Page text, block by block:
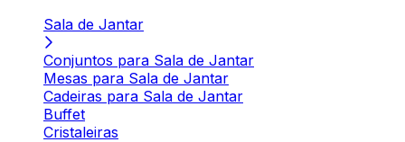
Sala de Jantar
Conjuntos para Sala de Jantar
Mesas para Sala de Jantar
Cadeiras para Sala de Jantar
Buffet
Cristaleiras